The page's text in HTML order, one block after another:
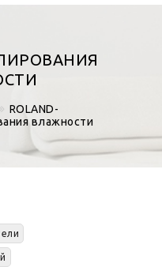
ОФЕРТОЙ
ROLAND-
влажности